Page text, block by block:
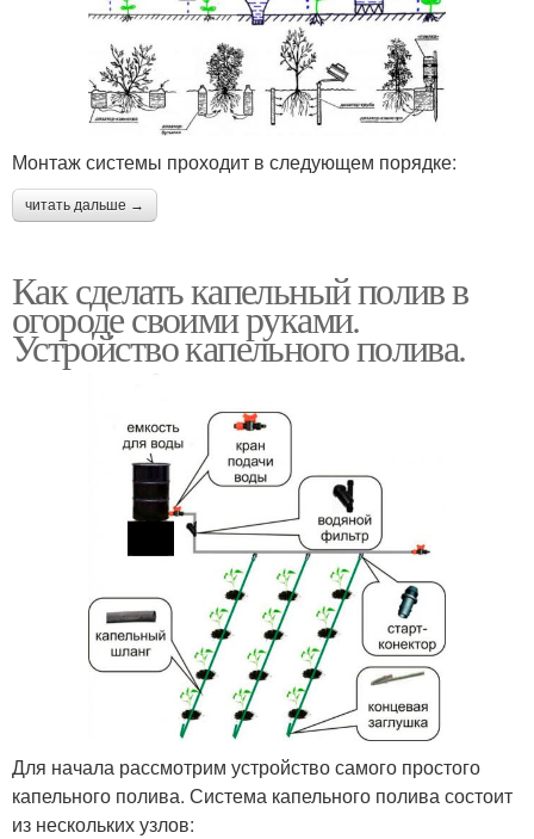
Монтаж системы проходит в следующем порядке:
читать дальше →
Как сделать капельный полив в
огороде своими руками.
Устройство капельного полива.
Для начала рассмотрим устройство самого простого
капельного полива. Система капельного полива состоит
из нескольких узлов: